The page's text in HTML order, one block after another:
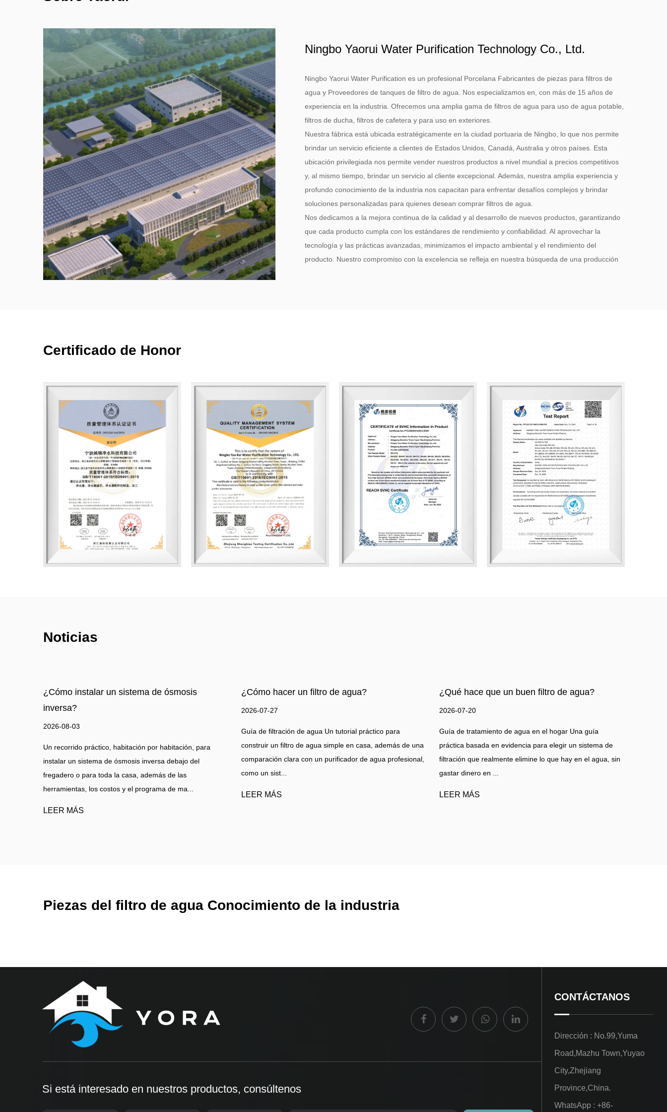
Ningbo Yaorui Water Purification Technology Co., Ltd.
Ningbo Yaorui Water Purification es un profesional Porcelana Fabricantes de piezas para filtros de
agua y Proveedores de tanques de filtro de agua . Nos especializamos en, con más de 15 años de
experiencia en la industria. Ofrecemos una amplia gama de filtros de agua para uso de agua potable,
filtros de ducha, filtros de cafetera y para uso en exteriores.
Nuestra fábrica está ubicada estratégicamente en la ciudad portuaria de Ningbo, lo que nos permite
brindar un servicio eficiente a clientes de Estados Unidos, Canadá, Australia y otros países. Esta
ubicación privilegiada nos permite vender nuestros productos a nivel mundial a precios competitivos
y, al mismo tiempo, brindar un servicio al cliente excepcional. Además, nuestra amplia experiencia y
profundo conocimiento de la industria nos capacitan para enfrentar desafíos complejos y brindar
soluciones personalizadas para quienes desean comprar filtros de agua.
Nos dedicamos a la mejora continua de la calidad y al desarrollo de nuevos productos, garantizando
que cada producto cumpla con los estándares de rendimiento y confiabilidad. Al aprovechar la
tecnología y las prácticas avanzadas, minimizamos el impacto ambiental y el rendimiento del
producto. Nuestro compromiso con la excelencia se refleja en nuestra búsqueda de una producción
Certificado de Honor
Noticias
habitación, para
debajo del
¿Cómo hacer un filtro de agua?
Guía de filtración de agua Un tutorial práctico para
construir un filtro de agua simple en casa, además de una
comparación clara con un purificador de agua profesional,
como un sist...
LEER MÁS
¿Qué hace que un buen filtro de agua?
Guía de tratamiento de agua en el hogar Una guía
práctica basada en evidencia para elegir un sistema de
filtración que realmente elimine lo que hay en el agua, sin
gastar dinero en ...
¿Jarra, grifo o debajo del fregadero?
2026-07-13
No todos los filtros de agua son iguales. Esta guía elimina
la confusión con una comparación directa respaldada por
Piezas del filtro de agua Conocimiento de la industria
Si está interesado en nuestros productos, consúltenos
CONTÁCTANOS
Dirección : No.99,Yuma
Road,Mazhu Town,Yuyao
City,Zhejiang
Province,China.
WhatsApp : +86-